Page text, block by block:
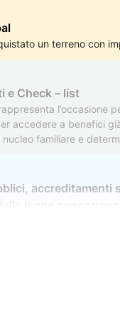
un terreno con
e Check – list
accedere a benefici
familiare e
accreditamenti
legge
uno